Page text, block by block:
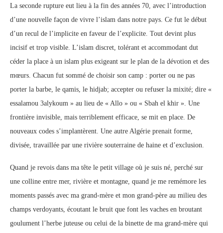
La seconde rupture eut lieu à la fin des années 70, avec l’introduction
d’une nouvelle façon de vivre l’islam dans notre pays. Ce fut le début
d’un recul de l’implicite en faveur de l’explicite. Tout devint plus
incisif et trop visible. L’islam discret, tolérant et accommodant dut
céder la place à un islam plus exigeant sur le plan de la dévotion et des
mœurs. Chacun fut sommé de choisir son camp : porter ou ne pas
porter la barbe, le qamis, le hidjab; accepter ou refuser la mixité; dire «
essalamou 3alykoum » au lieu de « Allo » ou « Sbah el khir ». Une
frontière invisible, mais terriblement efficace, se mit en place. De
nouveaux codes s’implantèrent. Une autre Algérie prenait forme,
divisée, travaillée par une rivière souterraine de haine et d’exclusion.
Quand je revois dans ma tête le petit village où je suis né, perché sur
une colline entre mer, rivière et montagne, quand je me remémore les
moments passés avec ma grand-mère et mon grand-père au milieu des
champs verdoyants, écoutant le bruit que font les vaches en broutant
goulument l’herbe juteuse ou celui de la binette de ma grand-mère qui